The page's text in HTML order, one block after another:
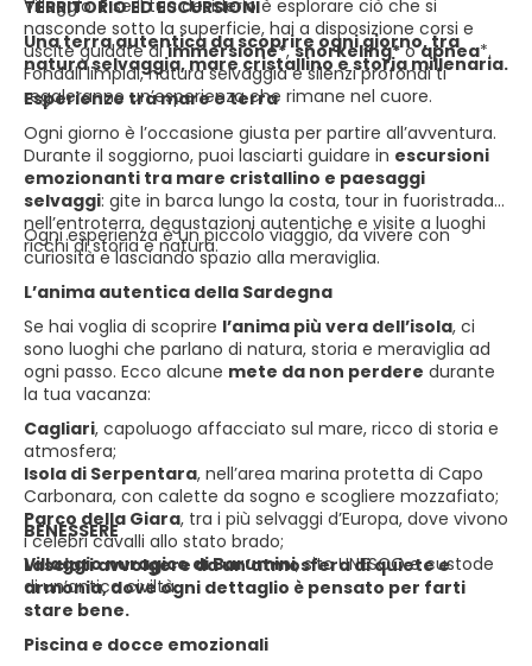
Villaggio. E se il tuo desiderio è esplorare ciò che si
nasconde sotto la superficie, hai a disposizione corsi e
uscite guidate diimmersione*,snorkeling*oapnea*.
Fondali limpidi, natura selvaggia e silenzi profondi ti
regaleranno un’esperienza che rimane nel cuore.
TERRITORIO ED ESCURSIONI
Una terra autentica da scoprire ogni giorno, tra
natura selvaggia, mare cristallino e storia millenaria.
Esperienze tra mare e terra
Ogni giorno è l’occasione giusta per partire all’avventura.
Durante il soggiorno, puoi lasciarti guidare in escursioni
emozionanti tra mare cristallino e paesaggi
selvaggi: gite in barca lungo la costa, tour in fuoristrada
nell’entroterra, degustazioni autentiche e visite a luoghi
ricchi di storia e natura.
Ogni esperienza è un piccolo viaggio, da vivere con
curiosità e lasciando spazio alla meraviglia.
L’anima autentica della Sardegna
Se hai voglia di scoprire l’anima più vera dell’isola, ci
sono luoghi che parlano di natura, storia e meraviglia ad
ogni passo. Ecco alcune mete da non perdere durante
la tua vacanza:
Cagliari, capoluogo affacciato sul mare, ricco di storia e
atmosfera;
Isola di Serpentara, nell’area marina protetta di Capo
Carbonara, con calette da sogno e scogliere mozzafiato;
Parco della Giara, tra i più selvaggi d’Europa, dove vivono
i celebri cavalli allo stato brado;
Villaggio nuragico di Barumini, sito UNESCO e custode
di un’antica civiltà.
BENESSERE
Lasciati avvolgere da un’atmosfera di quiete e
armonia, dove ogni dettaglio è pensato per farti
stare bene.
Piscina e docce emozionali